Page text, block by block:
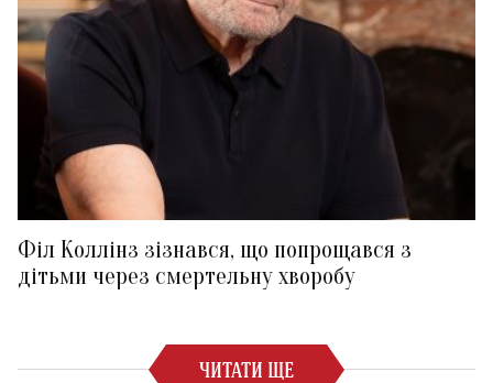
Філ Коллінз зізнався, що попрощався з
дітьми через смертельну хворобу
ЧИТАТИ ЩЕ